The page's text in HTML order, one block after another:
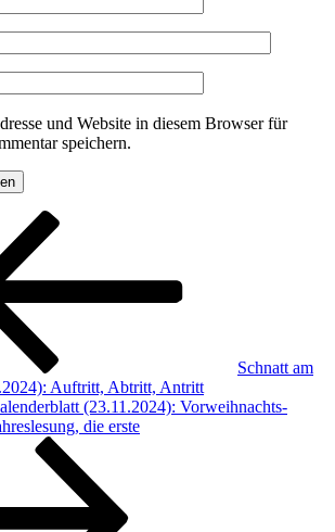
und Website in diesem Browser für
speichern.
Schnatt am
Auftritt, Abtritt, Antritt
(23.11.2024): Vorweihnachts-
die erste